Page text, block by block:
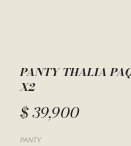
PANTY THALIA
X2
$39,900
PANTY